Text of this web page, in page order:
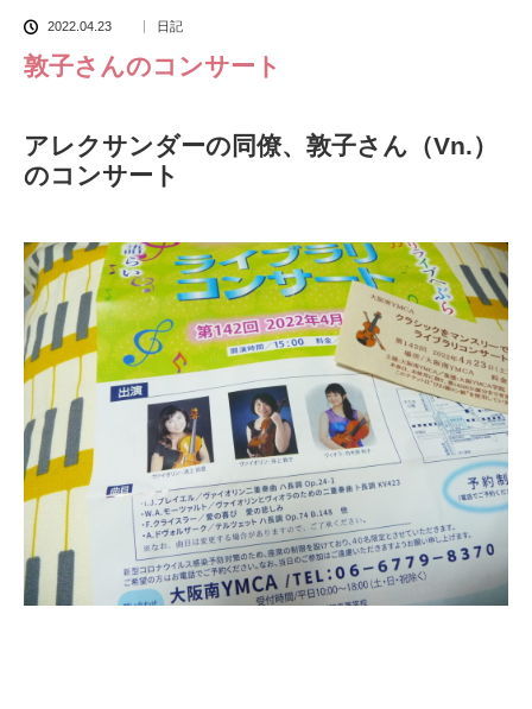
2022.04.23 日記
敦子さんのコンサート
アレクサンダーの同僚、敦子さん（Vn.）
のコンサート